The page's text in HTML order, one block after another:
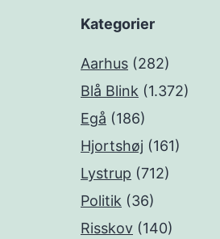
Kategorier
Aarhus (282)
Blå Blink (1.372)
Egå (186)
Hjortshøj (161)
Lystrup (712)
Politik (36)
Risskov (140)